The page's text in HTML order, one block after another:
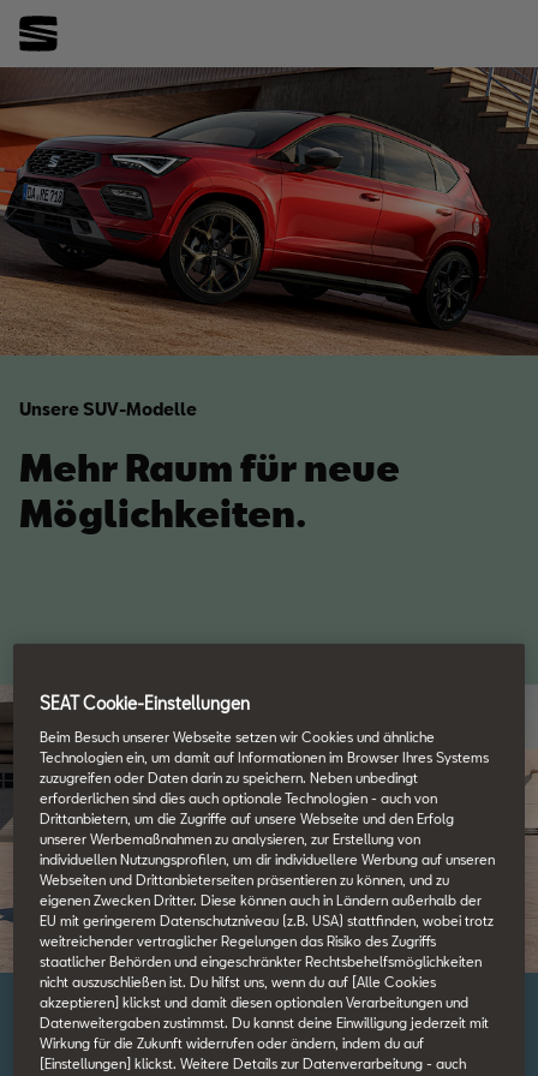
Unsere SUV-Modelle
Mehr Raum für neue
Möglichkeiten.
Der SEAT Ateca
SEAT Cookie-Einstellungen
Beim Besuch unserer Webseite setzen wir Cookies und ähnliche
Technologien ein, um damit auf Informationen im Browser Ihres Systems
zuzugreifen oder Daten darin zu speichern. Neben unbedingt
erforderlichen sind dies auch optionale Technologien - auch von
Drittanbietern, um die Zugriffe auf unsere Webseite und den Erfolg
unserer Werbemaßnahmen zu analysieren, zur Erstellung von
individuellen Nutzungsprofilen, um dir individuellere Werbung auf unseren
Webseiten und Drittanbieterseiten präsentieren zu können, und zu
eigenen Zwecken Dritter. Diese können auch in Ländern außerhalb der
EU mit geringerem Datenschutzniveau (z.B. USA) stattfinden, wobei trotz
weitreichender vertraglicher Regelungen das Risiko des Zugriffs
staatlicher Behörden und eingeschränkter Rechtsbehelfsmöglichkeiten
nicht auszuschließen ist. Du hilfst uns, wenn du auf [Alle Cookies
akzeptieren] klickst und damit diesen optionalen Verarbeitungen und
Datenweitergaben zustimmst. Du kannst deine Einwilligung jederzeit mit
Wirkung für die Zukunft widerrufen oder ändern, indem du auf
[Einstellungen] klickst. Weitere Details zur Datenverarbeitung - auch